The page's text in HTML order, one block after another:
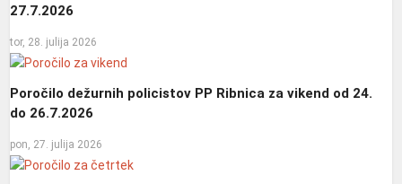
27.7.2026
tor, 28. julija 2026
Poročilo dežurnih policistov PP Ribnica za vikend od 24.
do 26.7.2026
pon, 27. julija 2026